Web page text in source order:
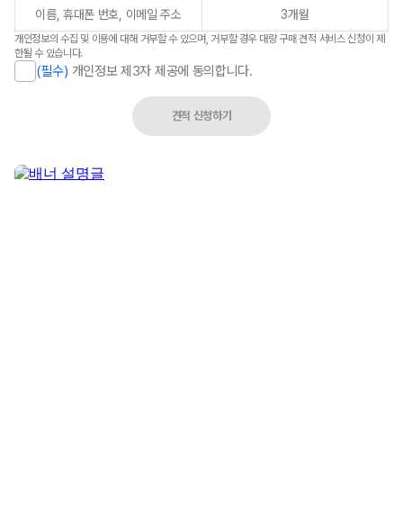
이름, 휴대폰 번호, 이메일 주소 3개월
개인정보의 수집 및 이용에 대해 거부할 수 있으며, 거부할 경우 대량 구매 견적 서비스 신청이 제
한될 수 있습니다.
(필수) 개인정보 제3자 제공에 동의합니다.
견적 신청하기